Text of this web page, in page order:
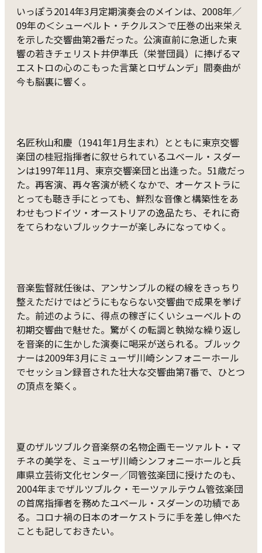
いっぽう2014年3月定期演奏会のメインは、2008年／
09年の＜シューベルト・チクルス＞で圧巻の出来栄え
を示した交響曲第2番だった。公演直前に急逝した東
響の若きチェリスト井伊準氏（栄誉団員）に捧げるマ
エストロの心のこもった言葉とロザムンデ」間奏曲が
今も脳裏に響く。
名匠秋山和慶（1941年1月生まれ）とともに東京交響
楽団の桂冠指揮者に叙せられているユベール・スダー
ンは1997年11月、東京交響楽団と出逢った。51歳だっ
た。再客演、再々客演が続くなかで、オーケストラに
とっても聴き手にとっても、鮮烈な音像と構築性をあ
わせもつドイツ・オーストリアの逸品たち、それに奇
をてらわないブルックナーが楽しみになってゆく。
音楽監督就任後は、アンサンブルの縦の線をきっちり
整えただけではどうにもならない交響曲で成果を挙げ
た。前述のように、得点の稼ぎにくいシューベルトの
初期交響曲で魅せた。驚がくの転調と執拗な繰り返し
を音楽的に生かした演奏に喝采が送られる。ブルック
ナーは2009年3月にミューザ川崎シンフォニーホール
でセッション録音された壮大な交響曲第7番で、ひとつ
の頂点を築く。
夏のザルツブルク音楽祭の名物企画モーツァルト・マ
チネの美学を、ミューザ川崎シンフォニーホールと兵
庫県立芸術文化センター／同管弦楽団に授けたのも、
2004年までザルツブルク・モーツァルテウム管弦楽団
の首席指揮者を務めたユベール・スダーンの功績であ
る。コロナ禍の日本のオーケストラに手を差し伸べた
ことも記しておきたい。